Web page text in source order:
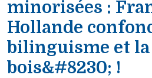
minorisées :
Hollande
bilinguisme et la
bois&#8230; !